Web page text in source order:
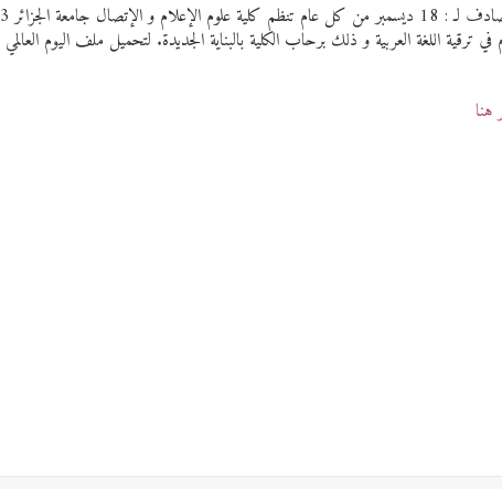
إحتفاء باليوم العالمي للغة العربية المصادف لـ : 18 ديسمبر من كل عام تنظم كلية علوم الإعلام و الإتصال جامعة الجزائر 3
ترقية اللغة العربية و ذلك برحاب الكلية بالبناية الجديدة. لتحميل ملف اليوم العالمي
هنا